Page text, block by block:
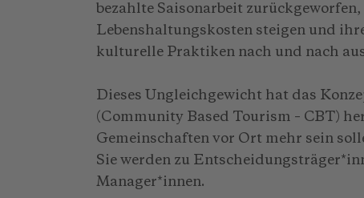
bezahlte Saisonarbeit
Lebenshaltungskosten steigen und
kulturelle Praktiken nach und nach
Dieses Ungleichgewicht hat das
(Community Based Tourism – CBT)
Gemeinschaften vor Ort mehr sein
Sie werden zu
Manager*innen.